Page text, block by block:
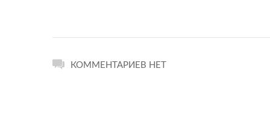
КОММЕНТАРИЕВ НЕТ